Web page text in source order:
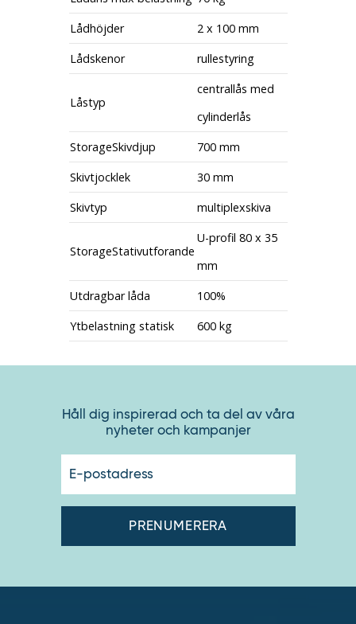
Lådhöjder
2 x 100 mm
Lådskenor
rullestyring
Låstyp
centrallås med
cylinderlås
StorageSkivdjup
700 mm
Skivtjocklek
30 mm
Skivtyp
multiplexskiva
StorageStativutforande
U-profil 80 x 35
mm
Utdragbar låda
100%
Ytbelastning statisk
600 kg
Håll dig inspirerad och ta del av våra
nyheter och kampanjer